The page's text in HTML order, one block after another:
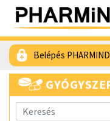
Belépés